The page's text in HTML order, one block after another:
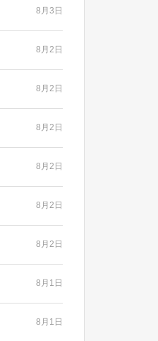
8月3日
8月2日
8月2日
8月2日
8月2日
8月2日
8月2日
8月1日
8月1日